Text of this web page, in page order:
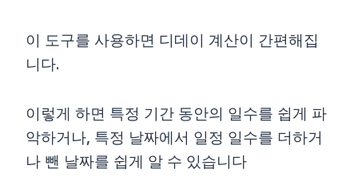
이 도구를 사용하면 디데이 계산이 간편해집
니다.
이렇게 하면 특정 기간 동안의 일수를 쉽게 파
악하거나, 특정 날짜에서 일정 일수를 더하거
나 뺀 날짜를 쉽게 알 수 있습니다